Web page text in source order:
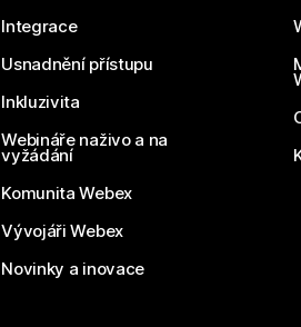
Integrace
Usnadnění přístupu
Inkluzivita
Webináře naživo a na
vyžádání
Komunita Webex
Vývojáři Webex
Novinky a inovace